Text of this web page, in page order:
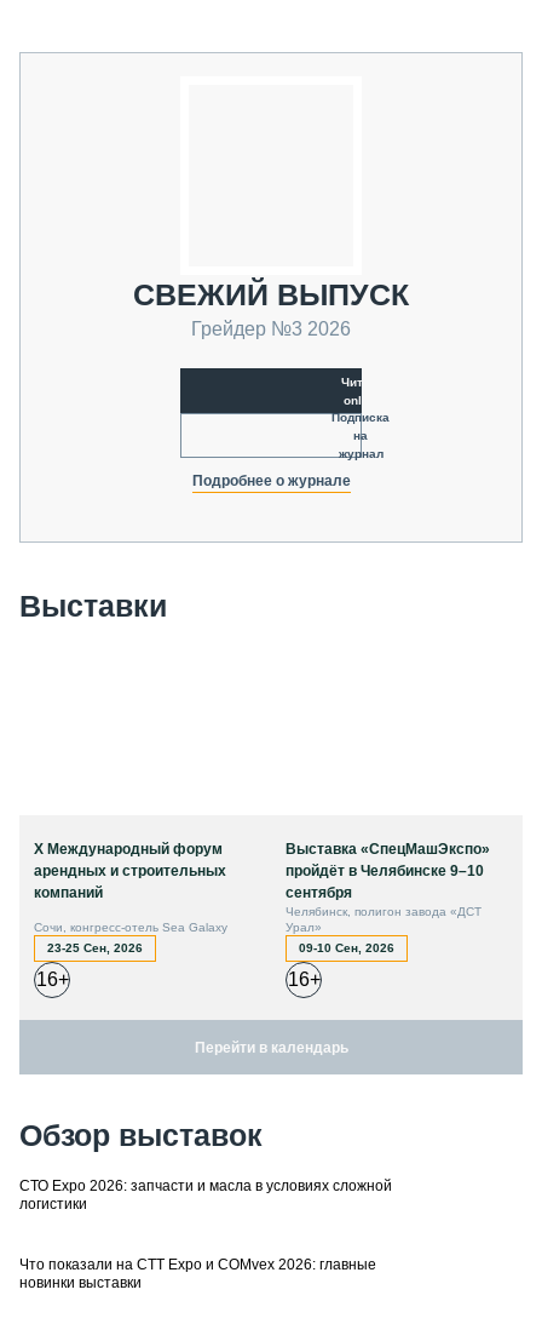
СВЕЖИЙ ВЫПУСК
Грейдер №3 2026
Читать
online
Подписка
на
журнал
Подробнее о журнале
Выставки
X Международный форум
арендных и строительных
компаний
Сочи, конгресс-отель Sea Galaxy
23-25 Сен, 2026
16+
Выставка «СпецМашЭкспо»
пройдёт в Челябинске 9–10
сентября
Челябинск, полигон завода «ДСТ
Урал»
09-10 Сен, 2026
16+
Перейти в календарь
Обзор выставок
СТО Expo 2026: запчасти и масла в условиях сложной
логистики
Что показали на CTT Expo и COMvex 2026: главные
новинки выставки